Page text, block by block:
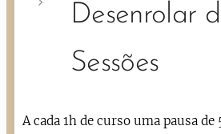
Desenrolar
Sessões
A cada 1h de curso uma pausa